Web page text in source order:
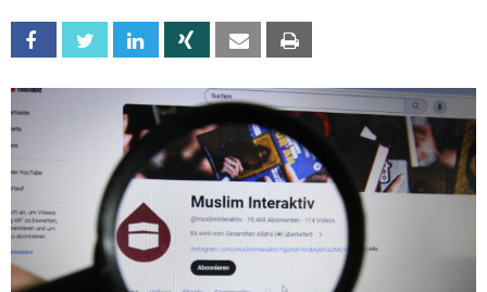
Facebook Twitter Linkedin Xing Email